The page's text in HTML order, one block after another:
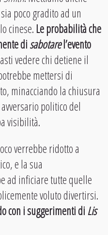
poco gradito ad un
cinese.Le probabilità che
disabotarel’evento
vedere chi detiene il
mettersi di
minacciando la chiusura
politico del
visibilità.
verrebbe ridotto a
e la sua
ad inficiare tutte quelle
voluto divertirsi.
con i suggerimenti diLis